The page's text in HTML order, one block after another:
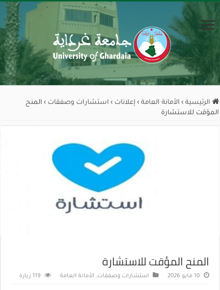
الرئيسية › الأمانة العامة › إعلانات › استشارات وصفقات › المنح
المؤقت للاستشارة
المنح المؤقت للاستشارة
10 مايو 2026 استشارات وصفقات, الأمانة العامة 119 زيارة